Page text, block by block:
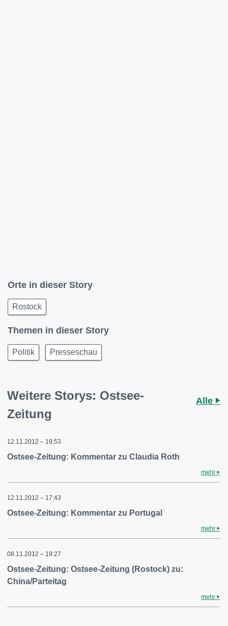
Orte in dieser Story
Rostock
Themen in dieser Story
Politik Presseschau
Weitere Storys: Ostsee-
Zeitung
Alle
12.11.2012 – 19:53
Ostsee-Zeitung: Kommentar zu Claudia Roth
mehr
12.11.2012 – 17:43
Ostsee-Zeitung: Kommentar zu Portugal
mehr
08.11.2012 – 19:27
Ostsee-Zeitung: Ostsee-Zeitung (Rostock) zu:
China/Parteitag
mehr